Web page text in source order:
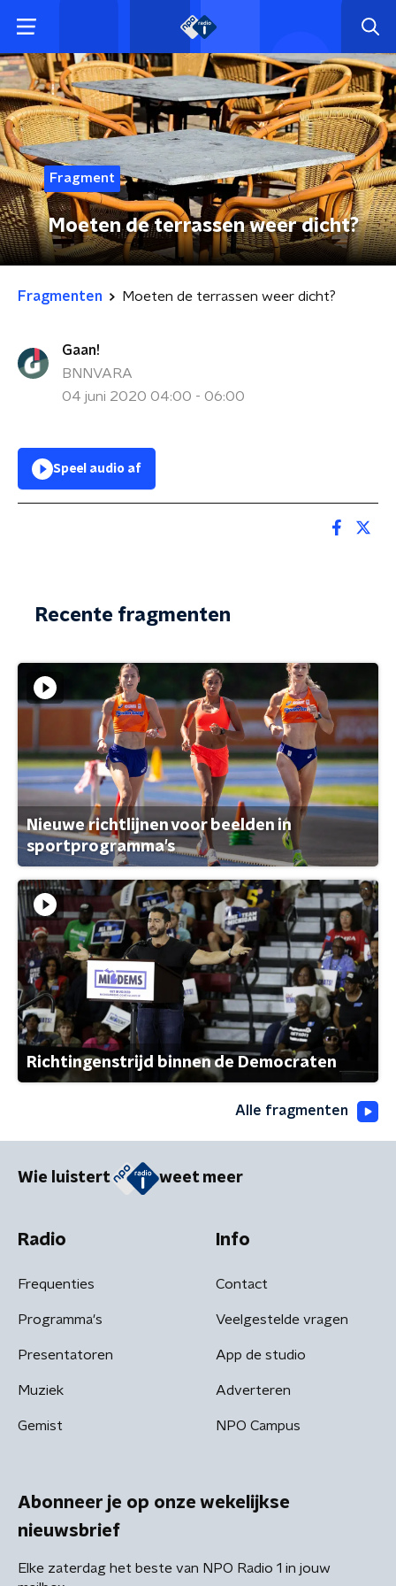
Fragment
Moeten de terrassen weer dicht?
Fragmenten Moeten de terrassen weer dicht?
Gaan!
BNNVARA
04 juni 2020 04:00 - 06:00
Speel audio af
Recente fragmenten
Nieuwe richtlijnen voor beelden in
sportprogramma's
Richtingenstrijd binnen de Democraten
Alle fragmenten
Wie luistert weet meer
Radio
Frequenties
Programma's
Presentatoren
Muziek
Gemist
Info
Contact
Veelgestelde vragen
App de studio
Adverteren
NPO Campus
Abonneer je op onze wekelijkse
nieuwsbrief
Elke zaterdag het beste van NPO Radio 1 in jouw